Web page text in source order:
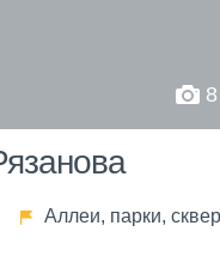
Аллеи, парки,